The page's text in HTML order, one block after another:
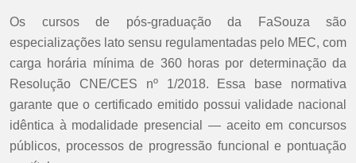
Os cursos de pós-graduação da FaSouza são
especializações lato sensu regulamentadas pelo MEC, com
carga horária mínima de 360 horas por determinação da
Resolução CNE/CES nº 1/2018. Essa base normativa
garante que o certificado emitido possui validade nacional
idêntica à modalidade presencial — aceito em concursos
públicos, processos de progressão funcional e pontuação